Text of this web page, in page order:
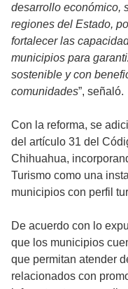
desarrollo económico,
regiones del Estado,
fortalecer las
municipios para
sostenible y con
comunidades”, señaló.
Con la reforma, se
del artículo 31 del
Chihuahua,
Turismo como una
municipios con perfil
De acuerdo con lo
que los municipios
que permitan atender
relacionados con